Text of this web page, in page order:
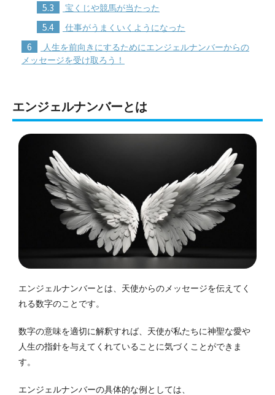
5.3 宝くじや競馬が当たった
5.4 仕事がうまくいくようになった
6
人生を前向きにするためにエンジェルナンバーからの
メッセージを受け取ろう！
エンジェルナンバーとは
エンジェルナンバーとは、天使からのメッセージを伝えてく
れる数字のことです。
数字の意味を適切に解釈すれば、天使が私たちに神聖な愛や
人生の指針を与えてくれていることに気づくことができま
す。
エンジェルナンバーの具体的な例としては、